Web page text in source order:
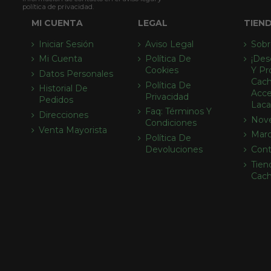
política de privacidad.
MI CUENTA
Iniciar Sesión
Mi Cuenta
Datos Personales
Historial De
Pedidos
Direcciones
Venta Mayorista
LEGAL
Aviso Legal
Política De
Cookies
Política De
Privacidad
Faq: Términos Y
Condiciones
Política De
Devoluciones
Y